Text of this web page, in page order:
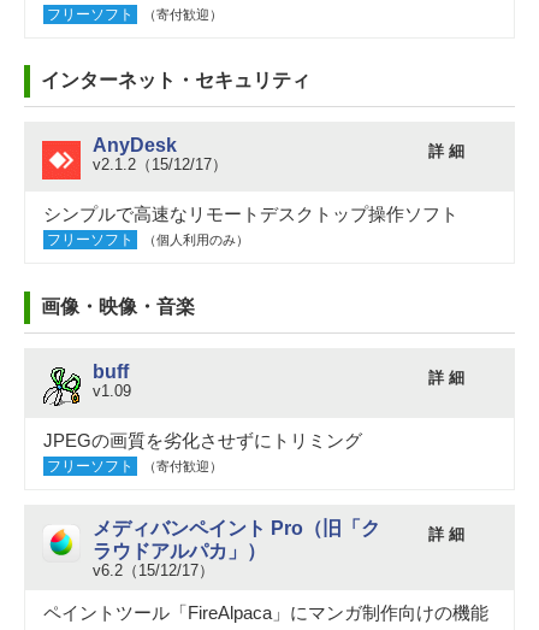
フリーソフト （寄付歓迎）
インターネット・セキュリティ
AnyDesk
v2.1.2（15/12/17）
詳 細
シンプルで高速なリモートデスクトップ操作ソフト
フリーソフト （個人利用のみ）
画像・映像・音楽
buff
v1.09
詳 細
JPEGの画質を劣化させずにトリミング
フリーソフト （寄付歓迎）
メディバンペイント Pro（旧「ク
ラウドアルパカ」）
v6.2（15/12/17）
詳 細
ペイントツール「FireAlpaca」にマンガ制作向けの機能